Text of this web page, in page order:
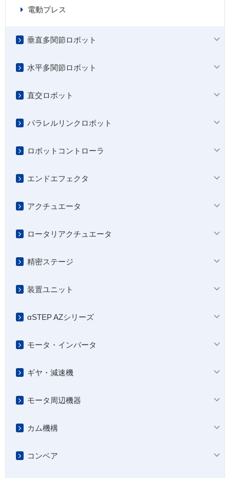
電動プレス
垂直多関節ロボット
水平多関節ロボット
直交ロボット
パラレルリンクロボット
ロボットコントローラ
エンドエフェクタ
アクチュエータ
ロータリアクチュエータ
精密ステージ
装置ユニット
αSTEP AZシリーズ
モータ・インバータ
ギヤ・減速機
モータ周辺機器
カム機構
コンベア